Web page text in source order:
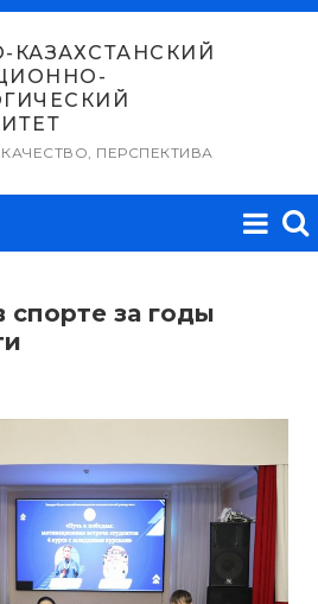
КАЗАХСТАНСКИЙ
ПЕРСПЕКТИВА
за годы